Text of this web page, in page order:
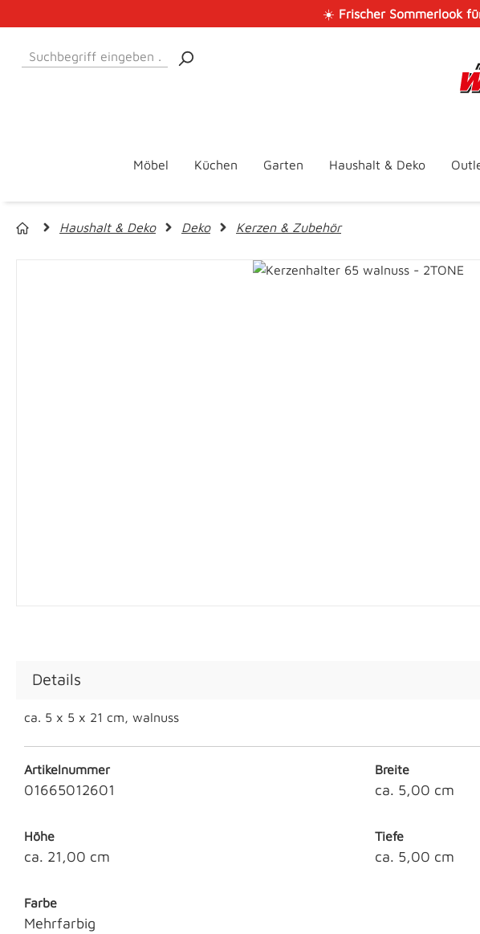
☀️ Frischer Sommerlook
Möbel Küchen Garten Haushalt & Deko
Haushalt & Deko Deko Kerzen & Zubehör
Details
ca. 5 x 5 x 21 cm, walnuss
Artikelnummer
01665012601
Breite
ca. 5,00 cm
Höhe
ca. 21,00 cm
Tiefe
ca. 5,00 cm
Farbe
Mehrfarbig